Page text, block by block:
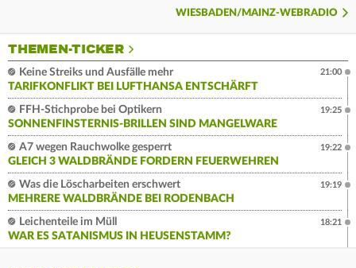
WIESBADEN/MAINZ-WEBRADIO
THEMEN-TICKER
Keine Streiks und Ausfälle mehr
TARIFKONFLIKT BEI LUFTHANSA ENTSCHÄRFT
21:00
FFH-Stichprobe bei Optikern
SONNENFINSTERNIS-BRILLEN SIND MANGELWARE
19:25
A7 wegen Rauchwolke gesperrt
GLEICH 3 WALDBRÄNDE FORDERN FEUERWEHREN
19:22
Was die Löscharbeiten erschwert
MEHRERE WALDBRÄNDE BEI RODENBACH
19:19
Leichenteile im Müll
WAR ES SATANISMUS IN HEUSENSTAMM?
18:21